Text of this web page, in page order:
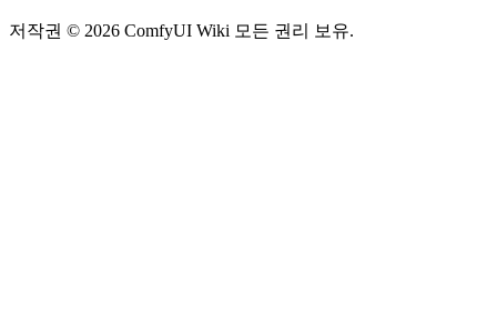
저작권 © 2026 ComfyUI Wiki 모든 권리 보유.